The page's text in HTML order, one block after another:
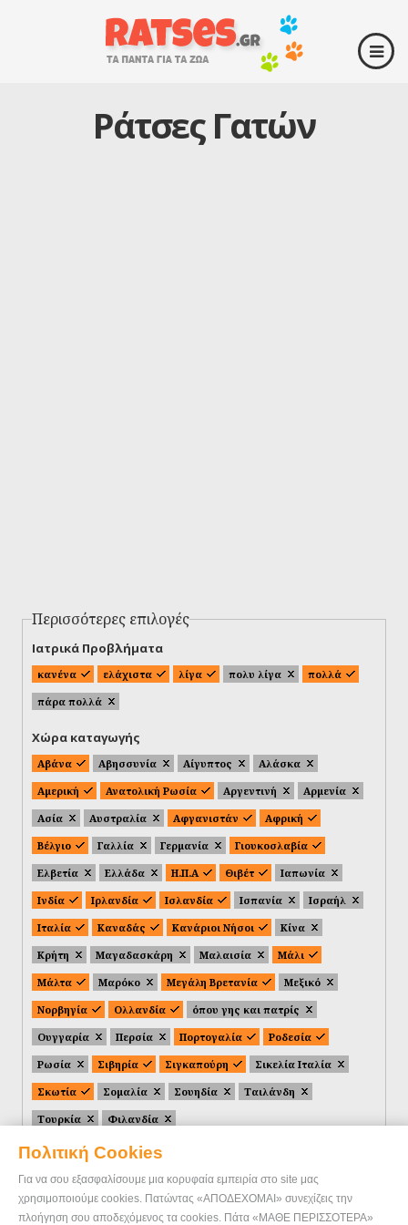
Πολιτική Cookies
Για να σου εξασφαλίσουμε μια κορυφαία εμπειρία στο site μας
χρησιμοποιούμε cookies. Πατώντας «ΑΠΟΔΕΧΟΜΑΙ» συνεχίζεις την
πλοήγηση σου αποδεχόμενος τα cookies. Πάτα «ΜΑΘΕ ΠΕΡΙΣΣΟΤΕΡΑ»
Ράτσες Γατών
Περισσότερες επιλογές
Ιατρικά Προβλήματα
κανένα ελάχιστα λίγα πολυ λίγα
πολλά
πάρα πολλά
Χώρα καταγωγής
Αβάνα Αβησσυνία Αίγυπτος
Αλάσκα
Αμερική
Ανατολική Ρωσία Αργεντινή
Αρμενία
Ασία
Αυστραλία Αφγανιστάν
Αφρική
Βέλγιο
Γαλλία Γερμανία
Γιουκοσλαβία
Ελβετία
Ελλάδα Η.Π.Α Θιβέτ
Ιαπωνία
Ινδία
Ιρλανδία Ισλανδία Ισπανία
Ισραήλ
Ιταλία
Καναδάς Κανάριοι Νήσοι
Κίνα
Κρήτη
Μαγαδασκάρη Μαλαισία
Μάλι
Μάλτα
Μαρόκο Μεγάλη Βρετανία
Μεξικό
Νορβηγία
Ολλανδία
όπου γης και πατρίς
Ουγγαρία
Περσία Πορτογαλία
Ροδεσία
Ρωσία
Σιβηρία Σιγκαπούρη
Σικελία Ιταλία
Σκωτία
Σομαλία Σουηδία
Ταιλάνδη
Τουρκία
Φιλανδία